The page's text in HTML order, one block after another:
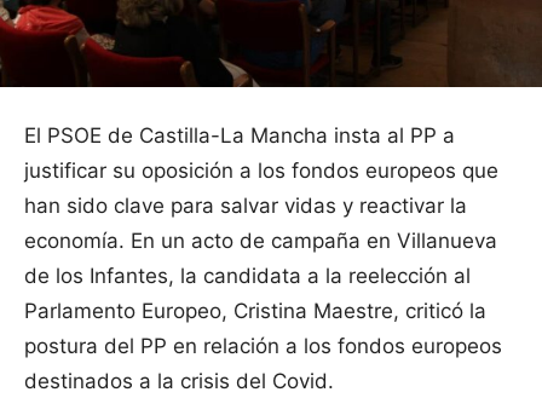
El PSOE de Castilla-La Mancha insta al PP a
justificar su oposición a los fondos europeos que
han sido clave para salvar vidas y reactivar la
economía. En un acto de campaña en Villanueva
de los Infantes, la candidata a la reelección al
Parlamento Europeo, Cristina Maestre, criticó la
postura del PP en relación a los fondos europeos
destinados a la crisis del Covid.